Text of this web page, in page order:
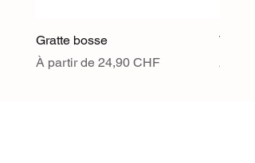
Gratte bosse
À partir de 24,90 CHF
Prix promotionnel
À